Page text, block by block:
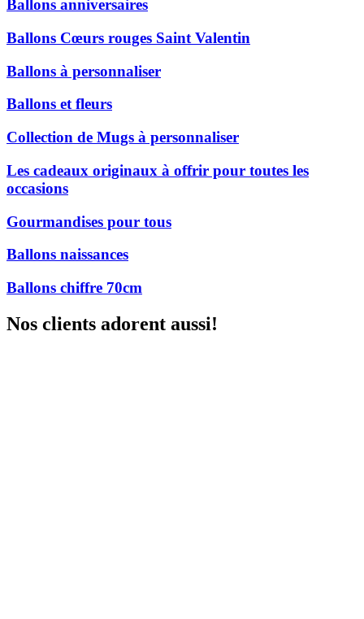
Ballons anniversaires
Ballons Cœurs rouges Saint Valentin
Ballons à personnaliser
Ballons et fleurs
Collection de Mugs à personnaliser
Les cadeaux originaux à offrir pour toutes les
occasions
Gourmandises pour tous
Ballons naissances
Ballons chiffre 70cm
Nos clients adorent aussi!